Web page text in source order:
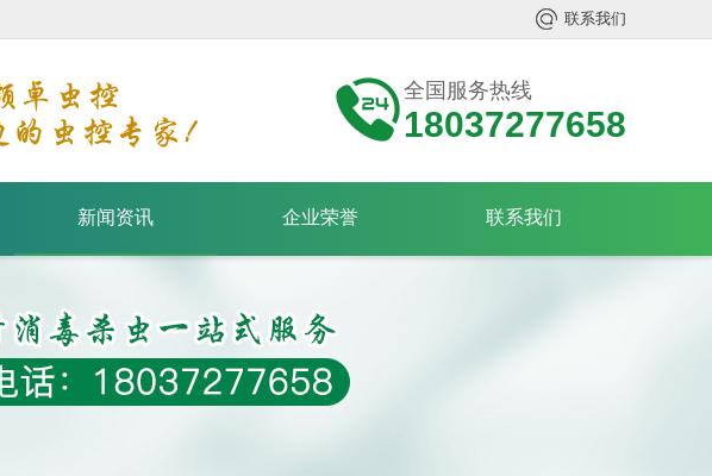
联系我们
全国服务热线
18037277658
新闻资讯 企业荣誉 联系我们